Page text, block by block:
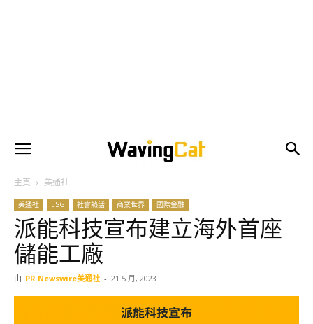
主頁 美通社
美通社 ESG 社會熱話 商業世界 國際金融
派能科技宣布建立海外首座
儲能工廠
由 PR Newswire美通社 - 21 5 月, 2023